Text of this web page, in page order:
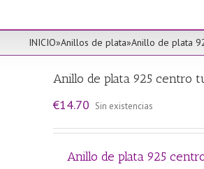
INICIO»Anillos de plata»Anillo de plata
Anillo de plata 925 centro
€14.70 Sin existencias
Anillo de plata 925